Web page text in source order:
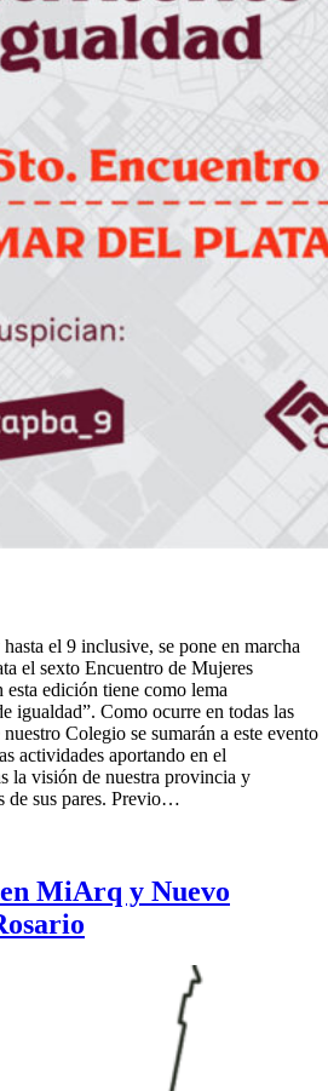
el 9 inclusive, se pone en marcha
el sexto Encuentro de Mujeres
edición tiene como lema
igualdad”. Como ocurre en todas las
Colegio se sumarán a este evento
actividades aportando en el
la visión de nuestra provincia y
de sus pares. Previo…
MiArq y Nuevo